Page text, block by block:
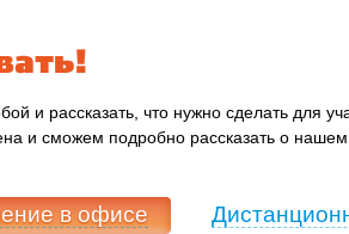
и рассказать, что нужно сделать для
и сможем подробно рассказать о
в офисе